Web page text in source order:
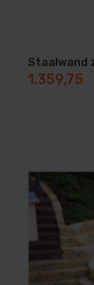
Staalwand
1.359,75